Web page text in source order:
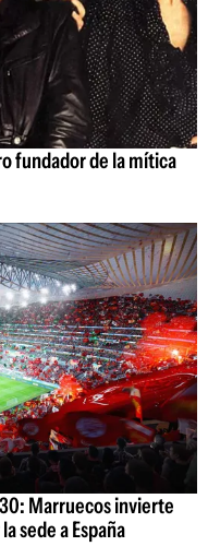
fundador de la mítica
Marruecos invierte
sede a España